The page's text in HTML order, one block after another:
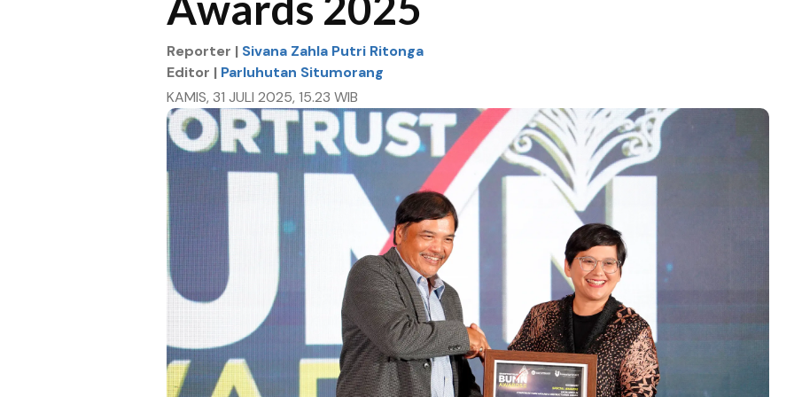
Reporter | Sivana Zahla Putri Ritonga
Editor | Parluhutan Situmorang
KAMIS, 31 JULI 2025, 15.23 WIB